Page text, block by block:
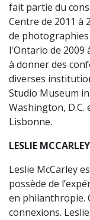
fait partie du
Centre de 2011 à
de
l'Ontario de 2009
à donner des
diverses
Studio Museum
Washington, D.C.
Lisbonne.
LESLIE MCCARLEY
Leslie McCarley
possède de
en philanthropie.
connexions.